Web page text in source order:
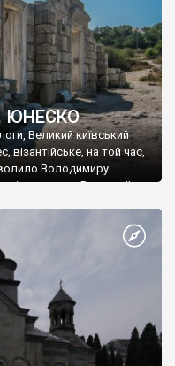
ЮНЕСКО
Великий київський
візантійське, на той час,
Володимиру
імператору Василю ІІ, та
Василем-християнином.
Херсонесу Таврійського